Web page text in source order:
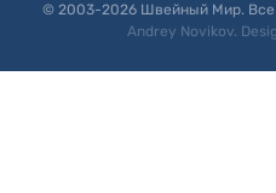
© 2003-2026Швейный Мир. Все
Andrey Novikov.